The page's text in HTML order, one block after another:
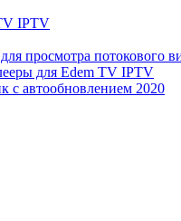
IPTV
просмотра потокового
для Edem TV IPTV
с автообновлением 2020